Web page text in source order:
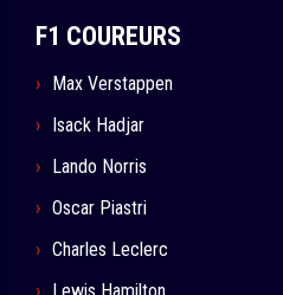
F1 COUREURS
Max Verstappen
Isack Hadjar
Lando Norris
Oscar Piastri
Charles Leclerc